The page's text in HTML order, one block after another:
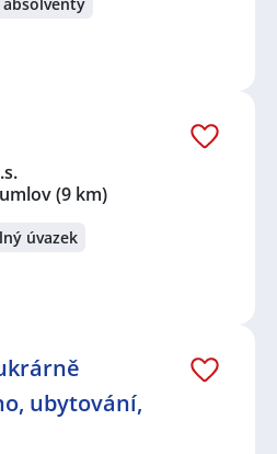
(9 km)
úvazek
ubytování,